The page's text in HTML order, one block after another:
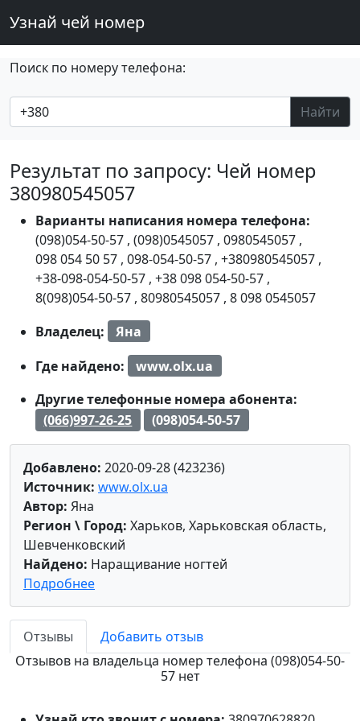
Узнай чей номер
Поиск по номеру телефона:
Найти
Результат по запросу: Чей номер
380980545057
Варианты написания номера телефона:
(098)054-50-57 , (098)0545057 , 0980545057 ,
098 054 50 57 , 098-054-50-57 , +380980545057 ,
+38-098-054-50-57 , +38 098 054-50-57 ,
8(098)054-50-57 , 80980545057 , 8 098 0545057
Владелец:
Яна
Где найдено:
www.olx.ua
Другие телефонные номера абонента:
(066)997-26-25
(098)054-50-57
Добавлено: 2020-09-28 (423236)
Источник: www.olx.ua
Автор: Яна
Регион \ Город: Харьков, Харьковская область,
Шевченковский
Найдено: Наращивание ногтей
Подробнее
Отзывы
Добавить отзыв
Отзывов на владельца номер телефона (098)054-50-
57 нет